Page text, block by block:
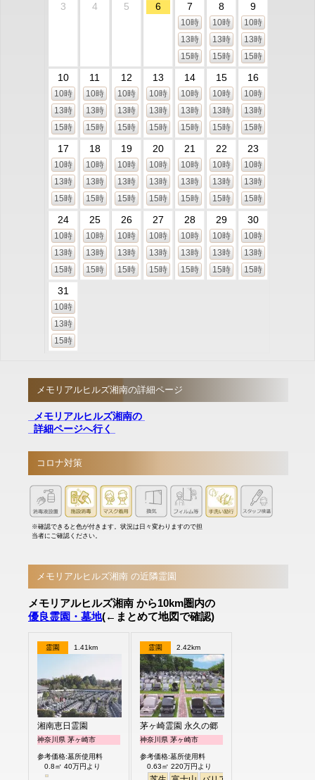
3
4 5 6 7
10時
13時
15時
8
10時
13時
15時
9
10時
13時
15時
10
10時
13時
15時
11
10時
13時
15時
12
10時
13時
15時
13
10時
13時
15時
14
10時
13時
15時
15
10時
13時
15時
16
10時
13時
15時
17
10時
13時
15時
18
10時
13時
15時
19
10時
13時
15時
20
10時
13時
15時
21
10時
13時
15時
22
10時
13時
15時
23
10時
13時
15時
24
10時
13時
15時
25
10時
13時
15時
26
10時
13時
15時
27
10時
13時
15時
28
10時
13時
15時
29
10時
13時
15時
30
10時
13時
15時
31
10時
13時
15時
メモリアルヒルズ湘南の詳細ページ
メモリアルヒルズ湘南の
詳細ページへ行く
コロナ対策
※確認できると色が付きます。状況は日々変わりますので担
当者にご確認ください。
メモリアルヒルズ湘南 の近隣霊園
メモリアルヒルズ湘南 から10km圏内の
優良霊園・墓地(←まとめて地図で確認)
霊園 1.41km
湘南恵日霊園
神奈川県 茅ヶ崎市
参考価格:墓所使用料
0.8㎡ 40万円より
霊園 2.42km
茅ヶ崎霊園 永久の郷
神奈川県 茅ヶ崎市
参考価格:墓所使用料
0.63㎡ 220万円より